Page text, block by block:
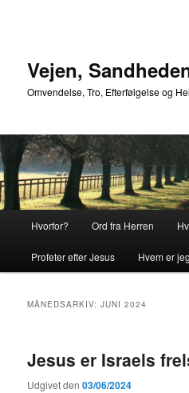
Vejen,
Omvendelse, Tro, Efterfølgelse og
Hvorfor? Ord fra Herren
Profeter efter Jesus Hvem er
MÅNEDSARKIV:JUNI 2024
Jesus er Israels
Udgivet den03/06/2024